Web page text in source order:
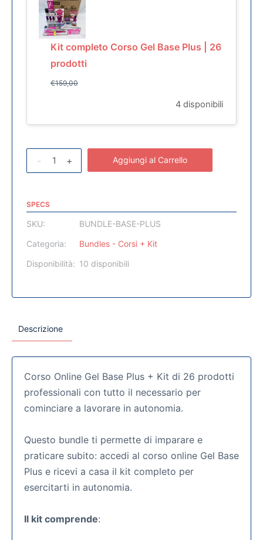
Kit completo Corso Gel Base Plus | 26
prodotti
€159,00
4 disponibili
- + Aggiungi al Carrello
SPECS
SKU:
BUNDLE-BASE-PLUS
Categoria:
Bundles - Corsi + Kit
Disponibilità: 10 disponibili
Descrizione
Corso Online Gel Base Plus + Kit di 26 prodotti
professionali con tutto il necessario per
cominciare a lavorare in autonomia.
Questo bundle ti permette di imparare e
praticare subito: accedi al corso online Gel Base
Plus e ricevi a casa il kit completo per
esercitarti in autonomia.
Il kit comprende: